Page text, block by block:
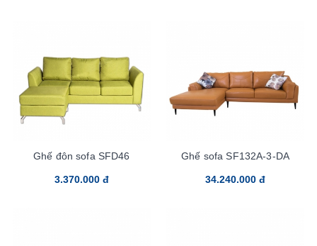
Ghế đôn sofa SFD46
3.370.000 đ
Ghế sofa SF132A-3-DA
34.240.000 đ